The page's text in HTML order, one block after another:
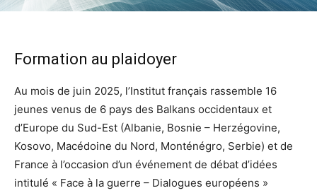
Formation au plaidoyer
Au mois de juin 2025, l’Institut français rassemble 16
jeunes venus de 6 pays des Balkans occidentaux et
d’Europe du Sud-Est (Albanie, Bosnie – Herzégovine,
Kosovo, Macédoine du Nord, Monténégro, Serbie) et de
France à l’occasion d’un événement de débat d’idées
intitulé « Face à la guerre – Dialogues européens »